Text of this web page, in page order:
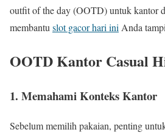
outfit of the day (OOTD) untuk kantor
membantu slot gacor hari ini Anda
OOTD Kantor Casual
1. Memahami Konteks Kantor
Sebelum memilih pakaian, penting